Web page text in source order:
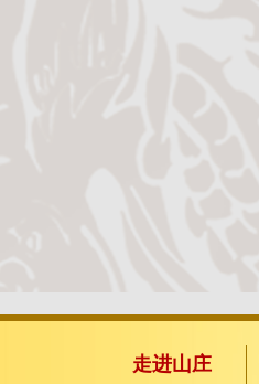
走进山庄